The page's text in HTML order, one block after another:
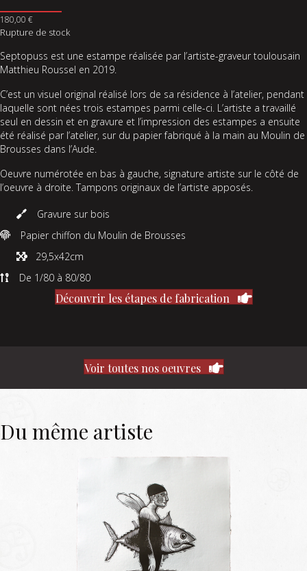
180,00 €
Rupture de stock
Septopuss est une estampe réalisée par l’artiste-graveur toulousain
Matthieu Roussel en 2019.
C’est un visuel original réalisé lors de sa résidence à l’atelier, pendant
laquelle sont nées trois estampes parmi celle-ci. L’artiste a travaillé
seul en dessin et en gravure et l’impression des estampes a ensuite
été réalisé par l’atelier, sur du papier fabriqué à la main au Moulin de
Brousses dans l’Aude.
Oeuvre numérotée en bas à gauche, signature artiste sur le côté de
l’oeuvre à droite. Tampons originaux de l’artiste apposés.
Gravure sur bois
Papier chiffon du Moulin de Brousses
29,5x42cm
De 1/80 à 80/80
Découvrir les étapes de fabrication
Voir toutes nos oeuvres
Du même artiste